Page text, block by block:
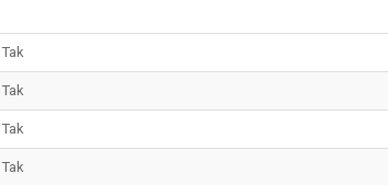
Tak
Tak
Tak
Tak